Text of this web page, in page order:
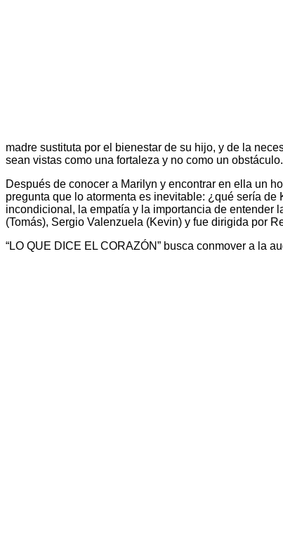
madre sustituta por el bienestar de su hijo, y de la
sean vistas como una fortaleza y no como un obstáculo.
Después de conocer a Marilyn y encontrar en ella un
pregunta que lo atormenta es inevitable: ¿qué sería
incondicional, la empatía y la importancia de entender
(Tomás), Sergio Valenzuela (Kevin) y fue dirigida por
“LO QUE DICE EL CORAZÓN” busca conmover a la